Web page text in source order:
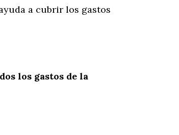
a cubrir los gastos
los gastos de la